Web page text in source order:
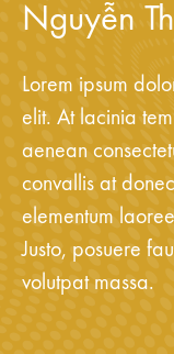
Nguyễn
Lorem ipsum
elit. At lacinia
aenean
convallis at
elementum
Justo, posuere
volutpat massa.